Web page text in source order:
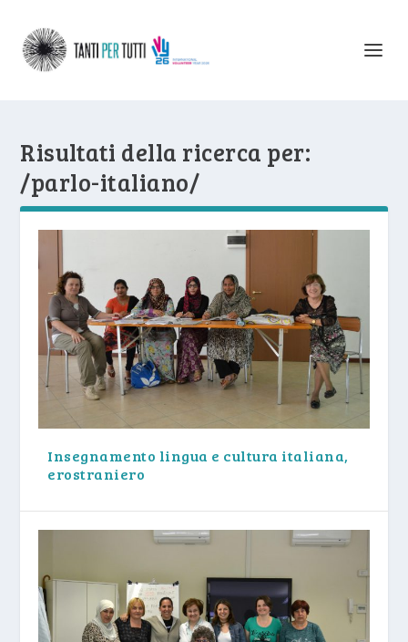
Risultati della ricerca per:
/parlo-italiano/
Insegnamento lingua e cultura italiana,
erostraniero